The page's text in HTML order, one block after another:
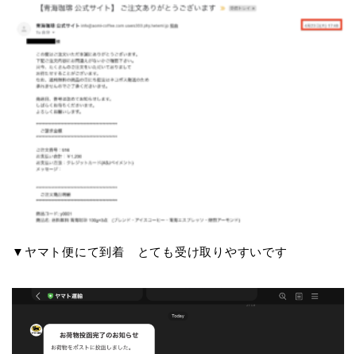
▼ヤマト便にて到着 とても受け取りやすいです